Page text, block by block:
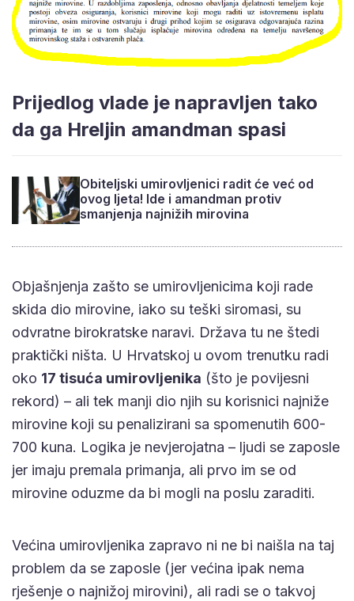
Prijedlog vlade je napravljen tako
da ga Hreljin amandman spasi
Obiteljski umirovljenici radit će već od
ovog ljeta! Ide i amandman protiv
smanjenja najnižih mirovina
Objašnjenja zašto se umirovljenicima koji rade
skida dio mirovine, iako su teški siromasi, su
odvratne birokratske naravi. Država tu ne štedi
praktički ništa. U Hrvatskoj u ovom trenutku radi
oko 17 tisuća umirovljenika (što je povijesni
rekord) – ali tek manji dio njih su korisnici najniže
mirovine koji su penalizirani sa spomenutih 600-
700 kuna. Logika je nevjerojatna – ljudi se zaposle
jer imaju premala primanja, ali prvo im se od
mirovine oduzme da bi mogli na poslu zaraditi.
Većina umirovljenika zapravo ni ne bi naišla na taj
problem da se zaposle (jer većina ipak nema
rješenje o najnižoj mirovini), ali radi se o takvoj